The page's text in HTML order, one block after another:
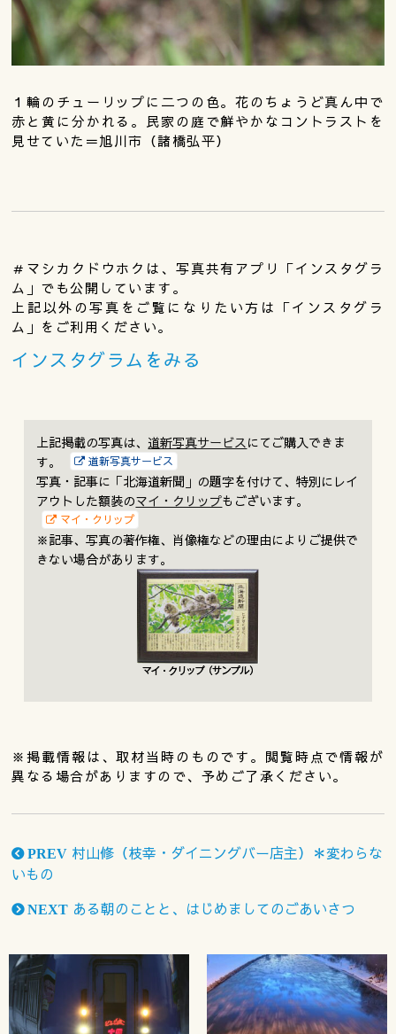
１輪のチューリップに二つの色。花のちょうど真ん中で
赤と黄に分かれる。民家の庭で鮮やかなコントラストを
見せていた＝旭川市（諸橋弘平）
＃マシカクドウホクは、写真共有アプリ「インスタグラ
ム」でも公開しています。
上記以外の写真をご覧になりたい方は「インスタグラ
ム」をご利用ください。
インスタグラムをみる
上記掲載の写真は、道新写真サービスにてご購入できま
す。
道新写真サービス
写真・記事に「北海道新聞」の題字を付けて、特別にレイ
アウトした額装のマイ・クリップもございます。
マイ・クリップ
※記事、写真の著作権、肖像権などの理由によりご提供で
きない場合があります。
※掲載情報は、取材当時のものです。閲覧時点で情報が
異なる場合がありますので、予めご了承ください。
PREV 村山修（枝幸・ダイニングバー店主）＊変わらな
いもの
NEXT ある朝のことと、はじめましてのごあいさつ